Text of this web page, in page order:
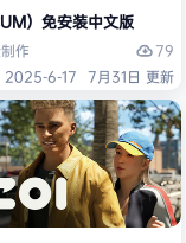
免安装中文版
）免安装中文版
制作
79
2025-6-17 7月31日 更新